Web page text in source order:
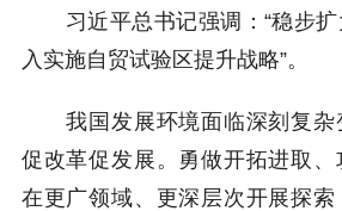
习近平总书记强调：“稳步扩
入实施自贸试验区提升战略”。
我国发展环境面临深刻复杂
促改革促发展。勇做开拓进取、
在更广领域、更深层次开展探